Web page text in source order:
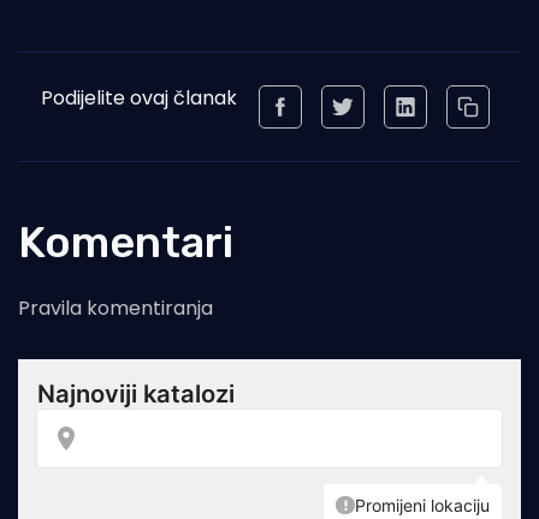
Podijelite ovaj članak
Komentari
Pravila komentiranja